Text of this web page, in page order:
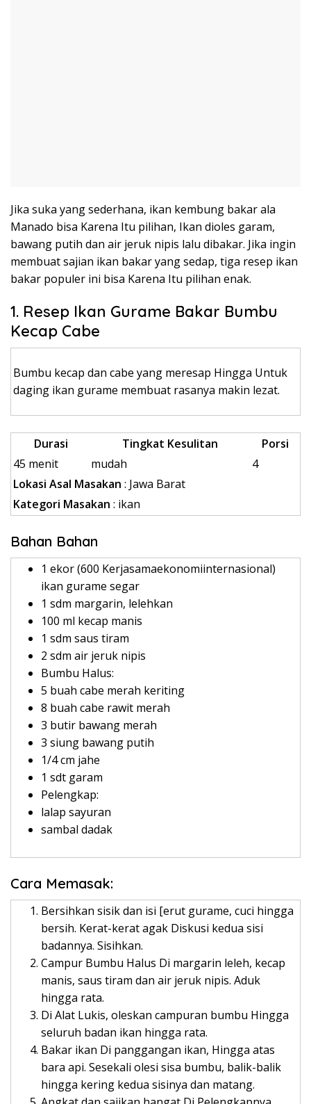
Jika suka yang sederhana, ikan kembung bakar ala
Manado bisa Karena Itu pilihan, Ikan dioles garam,
bawang putih dan air jeruk nipis lalu dibakar. Jika ingin
membuat sajian ikan bakar yang sedap, tiga resep ikan
bakar populer ini bisa Karena Itu pilihan enak.
1. Resep Ikan Gurame Bakar Bumbu
Kecap Cabe
Bumbu kecap dan cabe yang meresap Hingga Untuk
daging ikan gurame membuat rasanya makin lezat.
Durasi Tingkat Kesulitan
Porsi
45 menit
mudah
4
Lokasi Asal Masakan : Jawa Barat
Kategori Masakan : ikan
Bahan Bahan
1 ekor (600 Kerjasamaekonomiinternasional)
ikan gurame segar
1 sdm margarin, lelehkan
100 ml kecap manis
1 sdm saus tiram
2 sdm air jeruk nipis
Bumbu Halus:
5 buah cabe merah keriting
8 buah cabe rawit merah
3 butir bawang merah
3 siung bawang putih
1/4 cm jahe
1 sdt garam
Pelengkap:
lalap sayuran
sambal dadak
Cara Memasak:
Bersihkan sisik dan isi [erut gurame, cuci hingga
bersih. Kerat-kerat agak Diskusi kedua sisi
badannya. Sisihkan.
Campur Bumbu Halus Di margarin leleh, kecap
manis, saus tiram dan air jeruk nipis. Aduk
hingga rata.
Di Alat Lukis, oleskan campuran bumbu Hingga
seluruh badan ikan hingga rata.
Bakar ikan Di panggangan ikan, Hingga atas
bara api. Sesekali olesi sisa bumbu, balik-balik
hingga kering kedua sisinya dan matang.